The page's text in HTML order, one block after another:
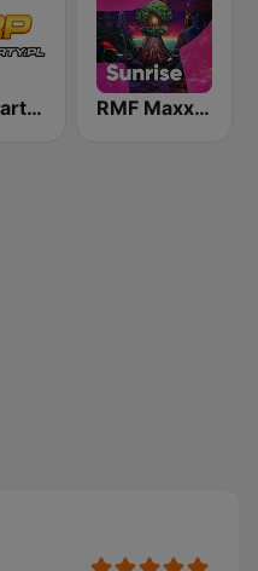
Radio Party - Kanał Trance RMF Maxx Sunrise Festival